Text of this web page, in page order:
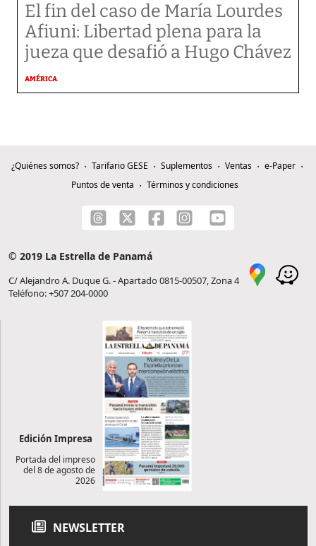
El fin del caso de María Lourdes
Afiuni: Libertad plena para la
jueza que desafió a Hugo Chávez
AMÉRICA
¿Quiénes somos? Tarifario GESE Suplementos Ventas
e-Paper
Puntos de venta
Términos y condiciones
© 2019 La Estrella de Panamá
C/ Alejandro A. Duque G. - Apartado 0815-00507, Zona 4
Teléfono: +507 204-0000
Edición Impresa
Portada del impreso
del 8 de agosto de
2026
NEWSLETTER